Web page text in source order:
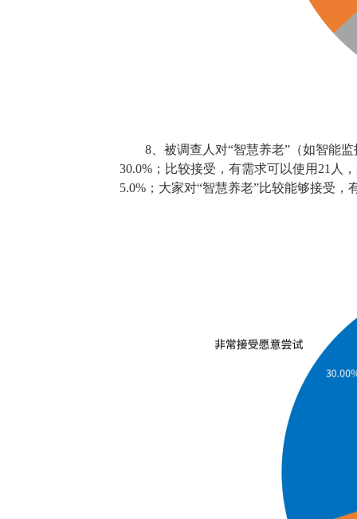
8、被调查人对“智慧养老”（如智能
30.0%；比较接受，有需求可以使用21人
5.0%；大家对“智慧养老”比较能够接受，